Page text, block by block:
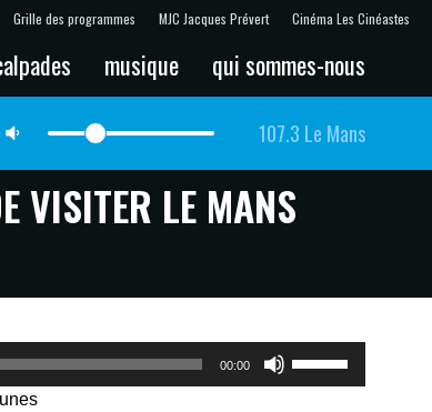
Grille des programmes MJC Jacques Prévert Cinéma Les Cinéastes
musique qui sommes-nous
107.3 Le Mans
VISITER LE MANS
00:00